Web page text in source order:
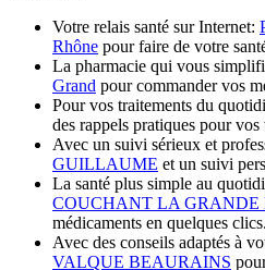
Votre relais santé sur Internet:
Rhône pour faire de votre
La pharmacie qui vous
Grand pour commander vos
Pour vos traitements du
des rappels pratiques pour vos
Avec un suivi sérieux et
GUILLAUME et un suivi
La santé plus simple au
COUCHANT LA GRANDE
médicaments en quelques clics.
Avec des conseils adaptés à
VALQUE BEAURAINS